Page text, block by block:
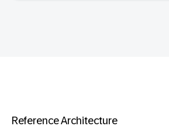
Reference Architecture